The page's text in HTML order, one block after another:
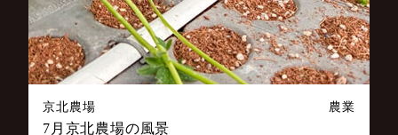
京北農場 農業
7月京北農場の風景